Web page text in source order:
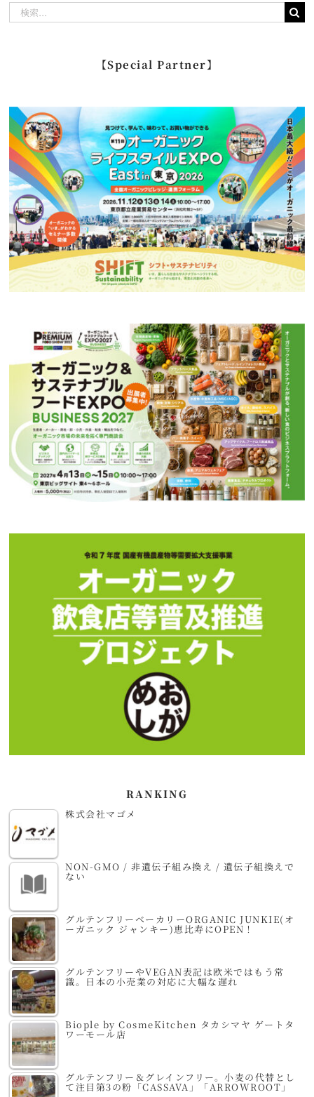
【Special Partner】
RANKING
株式会社マゴメ
NON-GMO / 非遺伝子組み換え / 遺伝子組換えで
ない
グルテンフリーベーカリーORGANIC JUNKIE(オ
ーガニック ジャンキー)恵比寿にOPEN！
グルテンフリーやVEGAN表記は欧米ではもう常
識。日本の小売業の対応に大幅な遅れ
Biople by CosmeKitchen タカシマヤ ゲートタ
ワーモール店
グルテンフリー＆グレインフリー。小麦の代替とし
て注目第3の粉「CASSAVA」「ARROWROOT」